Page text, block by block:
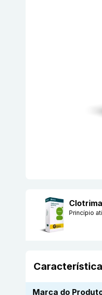
Princípio
Marca do